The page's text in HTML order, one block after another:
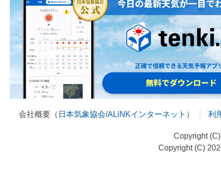
会社概要（ 日本気象協会/ALiNKインターネット ） 利
Copyright
Copyright (C)